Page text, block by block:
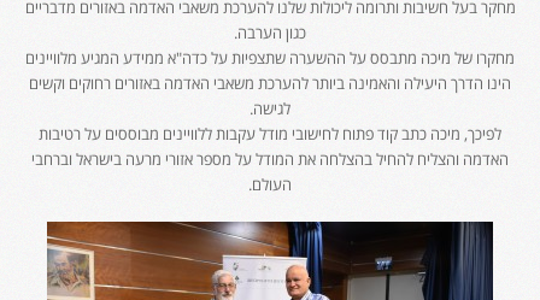
מחקר בעל חשיבות ותרומה ליכולות שלנו להערכת משאבי האדמה באזורים מדבריים
כגון הערבה.
מחקרו של מיכה מתבסס על ההשערה שתצפיות על כדה"א ממידע המגיע מלוויינים
הינו הדרך היעילה והאמינה ביותר להערכת משאבי האדמה באזורים רחוקים וקשים
לגישה.
לפיכך, מיכה כתב קוד פתוח לחישובי מודל עקבות ללוויינים מבוססים על רטיבות
האדמה והצליח להחיל בהצלחה את המודל על מספר אזורי מרעה בישראל וברחבי
העולם.